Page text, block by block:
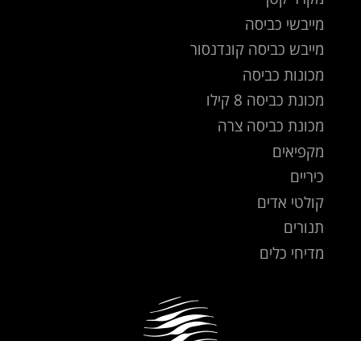
מייבשי כביסה
מייבש כביסה קונדנסור
מכונות כביסה
מכונת כביסה 8 קילו
מכונת כביסה צרה
מקפיאים
כיריים
קולטי אדים
תנורים
מדיחי כלים